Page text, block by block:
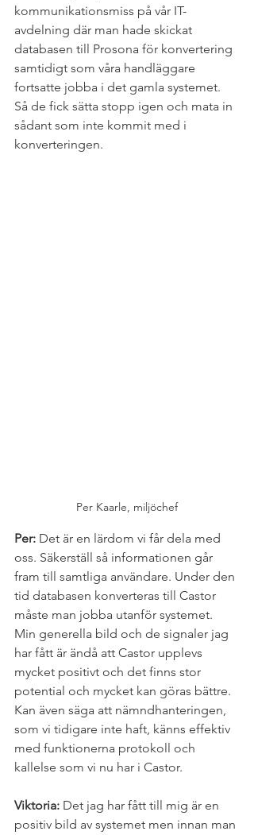
kommunikationsmiss på vår IT-
avdelning där man hade skickat
databasen till Prosona för konvertering
samtidigt som våra handläggare
fortsatte jobba i det gamla systemet.
Så de fick sätta stopp igen och mata in
sådant som inte kommit med i
konverteringen.
Per Kaarle, miljöchef
Per: Det är en lärdom vi får dela med
oss. Säkerställ så informationen går
fram till samtliga användare. Under den
tid databasen konverteras till Castor
måste man jobba utanför systemet.
Min generella bild och de signaler jag
har fått är ändå att Castor upplevs
mycket positivt och det finns stor
potential och mycket kan göras bättre.
Kan även säga att nämndhanteringen,
som vi tidigare inte haft, känns effektiv
med funktionerna protokoll och
kallelse som vi nu har i Castor.
Viktoria: Det jag har fått till mig är en
positiv bild av systemet men innan man